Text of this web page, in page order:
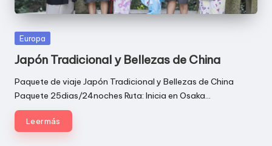
Publicada
Europa
Japón Tradicional y Bellezas de China
Paquete de viaje Japón Tradicional y Bellezas de China
Paquete 25dias/24noches Ruta: Inicia en Osaka…
Leer más